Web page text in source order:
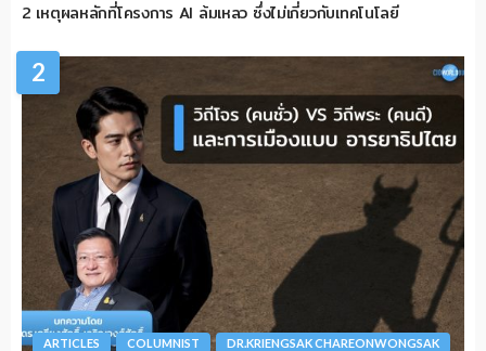
2 เหตุผลหลักที่โครงการ AI ล้มเหลว ซึ่งไม่เกี่ยวกับเทคโนโลยี
2
ARTICLES COLUMNIST DR.KRIENGSAK CHAREONWONGSAK